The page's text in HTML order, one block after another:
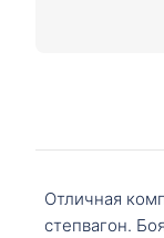
Отличная
степвагон.